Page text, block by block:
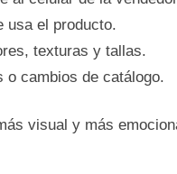
usa el producto.
texturas y tallas.
cambios de catálogo.
visual y más